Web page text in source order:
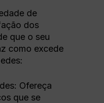
de
dos
que o seu
como excede
Ofereça
que se